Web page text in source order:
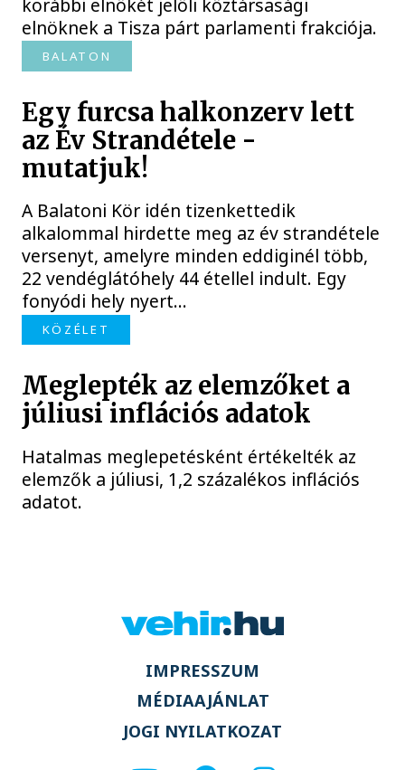
elnöknek a Tisza párt parlamenti frakciója.
BALATON
Egy furcsa halkonzerv lett
az Év Strandétele -
mutatjuk!
A Balatoni Kör idén tizenkettedik
alkalommal hirdette meg az év strandétele
versenyt, amelyre minden eddiginél több,
22 vendéglátóhely 44 étellel indult. Egy
fonyódi hely nyert...
KÖZÉLET
Meglepték az elemzőket a
júliusi inflációs adatok
Hatalmas meglepetésként értékelték az
elemzők a júliusi, 1,2 százalékos inflációs
adatot.
IMPRESSZUM
MÉDIAAJÁNLAT
JOGI NYILATKOZAT